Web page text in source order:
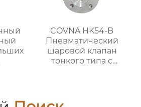
COVNA HK54-B
Пневматический
шаровой клапан
тонкого типа с